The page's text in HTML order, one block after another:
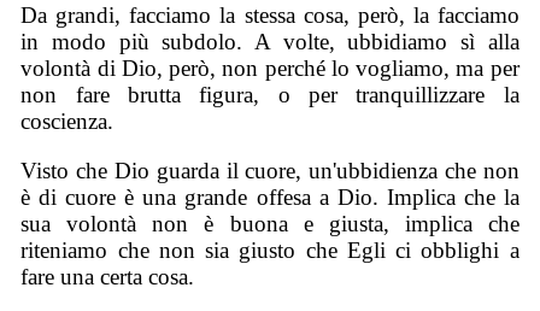
Da grandi, facciamo la stessa cosa, però, la facciamo
in modo più subdolo. A volte, ubbidiamo sì alla
volontà di Dio, però, non perché lo vogliamo, ma per
non fare brutta figura, o per tranquillizzare la
coscienza.
Visto che Dio guarda il cuore, un'ubbidienza che non
è di cuore è una grande offesa a Dio. Implica che la
sua volontà non è buona e giusta, implica che
riteniamo che non sia giusto che Egli ci obblighi a
fare una certa cosa.